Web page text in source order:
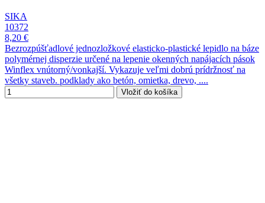
SIKA
10372
8,20 €
Bezrozpúšťadlové jednozložkové elasticko-plastické lepidlo na báze
polymérnej disperzie určené na lepenie okenných napájacích pások
Winflex vnútorný/vonkajší. Vykazuje veľmi dobrú prídržnosť na
všetky staveb. podklady ako betón, omietka, drevo, ....
Vložiť do košíka